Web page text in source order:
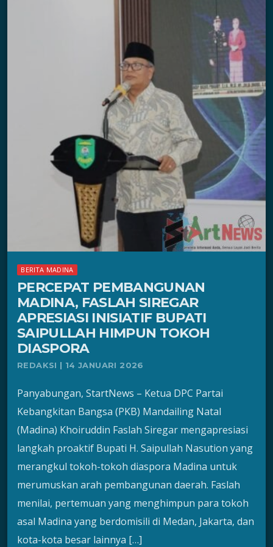
BERITA MADINA
PERCEPAT PEMBANGUNAN
MADINA, FASLAH SIREGAR
APRESIASI INISIATIF BUPATI
SAIPULLAH HIMPUN TOKOH
DIASPORA
REDAKSI | 14 JANUARI 2026
Panyabungan, StartNews – Ketua DPC Partai
Kebangkitan Bangsa (PKB) Mandailing Natal
(Madina) Khoiruddin Faslah Siregar mengapresiasi
langkah proaktif Bupati H. Saipullah Nasution yang
merangkul tokoh-tokoh diaspora Madina untuk
merumuskan arah pembangunan daerah. Faslah
menilai, pertemuan yang menghimpun para tokoh
asal Madina yang berdomisili di Medan, Jakarta, dan
kota-kota besar lainnya […]